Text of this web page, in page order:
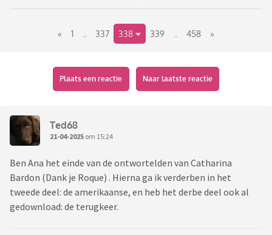
https://www.viafora.nl/forum/media-en-
« 1 337 338 339 458 »
Plaats een reactie Naar laatste reactie
Ted68
21-04-2025 om 15:24
Ben Ana het einde van de ontwortelden van Catharina
Bardon (Dank je Roque) . Hierna ga ik verderben in het
tweede deel: de amerikaanse, en heb het derbe deel ook al
gedownload: de terugkeer.